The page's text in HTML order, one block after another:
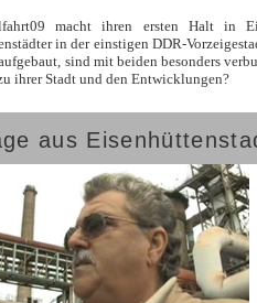
macht ihren ersten Halt in
in der einstigen DDR-
sind mit beiden besonders
ihrer Stadt und den Entwicklungen?
aus